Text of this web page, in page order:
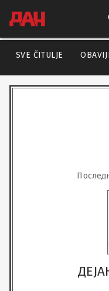
SVE ČITULJE